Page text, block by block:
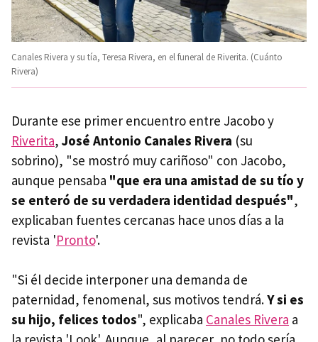
Canales Rivera y su tía, Teresa Rivera, en el funeral de Riverita. (Cuánto
Rivera)
Durante ese primer encuentro entre Jacobo y
Riverita, José Antonio Canales Rivera (su
sobrino), "se mostró muy cariñoso" con Jacobo,
aunque pensaba "que era una amistad de su tío y
se enteró de su verdadera identidad después",
explicaban fuentes cercanas hace unos días a la
revista 'Pronto'.
"Si él decide interponer una demanda de
paternidad, fenomenal, sus motivos tendrá.Y si es
su hijo, felices todos", explicaba Canales Rivera a